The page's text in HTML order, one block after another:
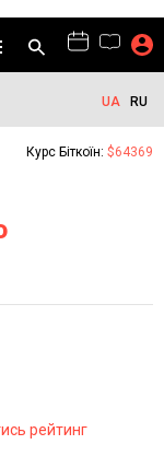
UA RU
Курс Біткоїн: $64369
рейтинг